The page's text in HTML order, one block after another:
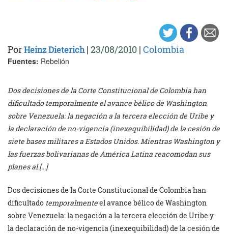
PorHeinz Dieterich| 23/08/2010 | Colombia
Fuentes: Rebelión
Dos decisiones de la Corte Constitucional de Colombia han
dificultado temporalmente el avance bélico de Washington
sobre Venezuela: la negación a la tercera elección de Uribe y
la declaración de no-vigencia (inexequibilidad) de la cesión de
siete bases militares a Estados Unidos. Mientras Washington y
las fuerzas bolivarianas de América Latina reacomodan sus
planes al […]
Dos decisiones de la Corte Constitucional de Colombia han
dificultado temporalmenteel avance bélico de Washington
sobre Venezuela: la negación a la tercera elección de Uribe y
la declaración de no-vigencia (inexequibilidad) de la cesión de